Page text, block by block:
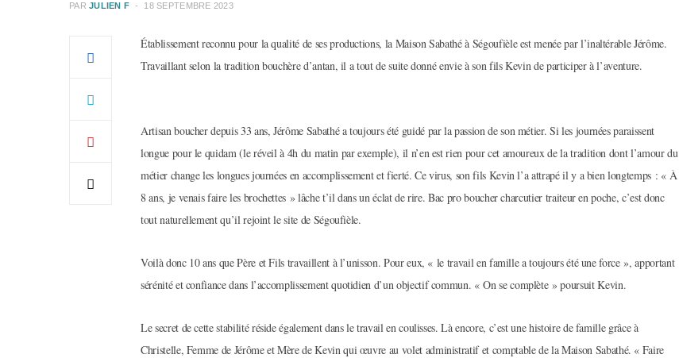
PAR JULIEN F 18 SEPTEMBRE 2023
Établissement reconnu pour la qualité de ses productions, la Maison Sabathé à Ségoufièle est menée par l’inaltérable Jérôme.
Travaillant selon la tradition bouchère d’antan, il a tout de suite donné envie à son fils Kevin de participer à l’aventure.
Artisan boucher depuis 33 ans, Jérôme Sabathé a toujours été guidé par la passion de son métier. Si les journées paraissent
longue pour le quidam (le réveil à 4h du matin par exemple), il n’en est rien pour cet amoureux de la tradition dont l’amour du
métier change les longues journées en accomplissement et fierté. Ce virus, son fils Kevin l’a attrapé il y a bien longtemps : « À
8 ans, je venais faire les brochettes » lâche t’il dans un éclat de rire. Bac pro boucher charcutier traiteur en poche, c’est donc
tout naturellement qu’il rejoint le site de Ségoufièle.
Voilà donc 10 ans que Père et Fils travaillent à l’unisson. Pour eux, « le travail en famille a toujours été une force », apportant
sérénité et confiance dans l’accomplissement quotidien d’un objectif commun. « On se complète » poursuit Kevin.
Le secret de cette stabilité réside également dans le travail en coulisses. Là encore, c’est une histoire de famille grâce à
Christelle, Femme de Jérôme et Mère de Kevin qui œuvre au volet administratif et comptable de la Maison Sabathé. « Faire